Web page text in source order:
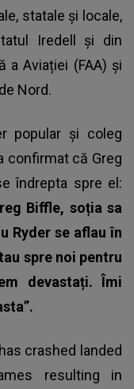
statale și locale,
Iredell și din
a Aviației (FAA) și
Nord.
popular și coleg
confirmat că Greg
îndrepta spre el:
Biffle, soția sa
Ryder se aflau în
spre noi pentru
devastați. Îmi
crashed landed
resulting in